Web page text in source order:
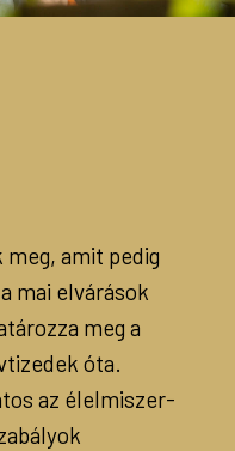
amit pedig
mai elvárások
meg a
óta.
az élelmiszer-